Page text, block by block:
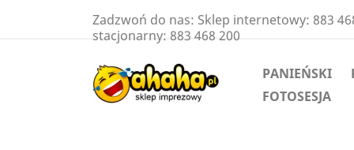
Zadzwoń do nas: Sklep internetowy: 883
stacjonarny: 883 468 200
PANIEŃSKI
FOTOSESJA